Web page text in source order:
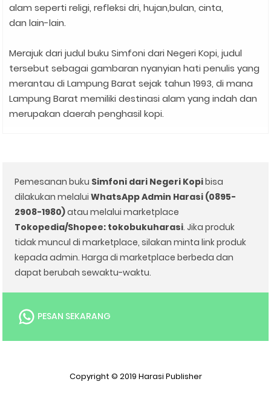
alam seperti religi, refleksi dri, hujan,bulan, cinta,
dan lain-lain.
Merajuk dari judul buku Simfoni dari Negeri Kopi, judul
tersebut sebagai gambaran nyanyian hati penulis yang
merantau di Lampung Barat sejak tahun 1993, di mana
Lampung Barat memiliki destinasi alam yang indah dan
merupakan daerah penghasil kopi.
Pemesanan buku Simfoni dari Negeri Kopibisa
dilakukan melaluiWhatsApp Admin Harasi (0895-
2908-1980)atau melalui marketplace
Tokopedia/Shopee: tokobukuharasi. Jika produk
tidak muncul di marketplace, silakan minta link produk
kepada admin. Harga di marketplace berbeda dan
dapat berubah sewaktu-waktu.
PESAN SEKARANG
Copyright © 2019 Harasi Publisher